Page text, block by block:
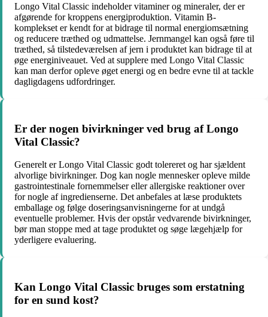
Longo Vital Classic indeholder vitaminer og mineraler, der er
afgørende for kroppens energiproduktion. Vitamin B-
komplekset er kendt for at bidrage til normal energiomsætning
og reducere træthed og udmattelse. Jernmangel kan også føre til
træthed, så tilstedeværelsen af jern i produktet kan bidrage til at
øge energiniveauet. Ved at supplere med Longo Vital Classic
kan man derfor opleve øget energi og en bedre evne til at tackle
dagligdagens udfordringer.
Er der nogen bivirkninger ved brug af Longo
Vital Classic?
Generelt er Longo Vital Classic godt tolereret og har sjældent
alvorlige bivirkninger. Dog kan nogle mennesker opleve milde
gastrointestinale fornemmelser eller allergiske reaktioner over
for nogle af ingredienserne. Det anbefales at læse produktets
emballage og følge doseringsanvisningerne for at undgå
eventuelle problemer. Hvis der opstår vedvarende bivirkninger,
bør man stoppe med at tage produktet og søge lægehjælp for
yderligere evaluering.
Kan Longo Vital Classic bruges som erstatning
for en sund kost?